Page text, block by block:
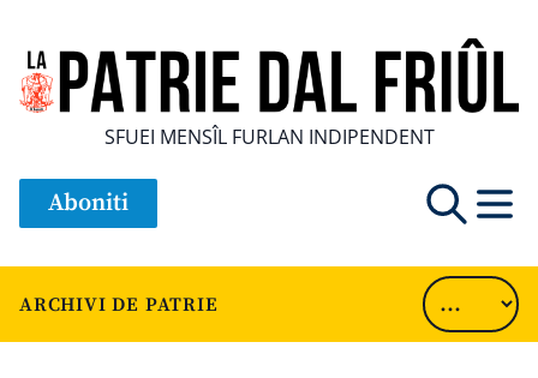
SFUEI MENSÎL FURLAN INDIPENDENT
Aboniti
ARCHIVI DE PATRIE